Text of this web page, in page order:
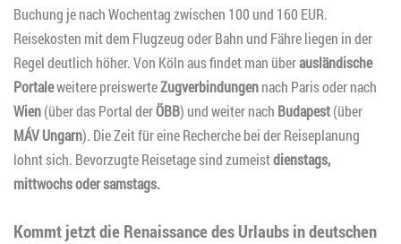
Buchung je nach Wochentag zwischen 100 und 160 EUR.
Reisekosten mit dem Flugzeug oder Bahn und Fähre liegen in der
Regel deutlich höher. Von Köln aus findet man überausländische
Portaleweitere preiswerteZugverbindungennach Paris oder nach
Wien(über das Portal derÖBB) und weiter nach Budapest(über
MÁV Ungarn). Die Zeit für eine Recherche bei der Reiseplanung
lohnt sich. Bevorzugte Reisetage sind zumeistdienstags,
mittwochs oder samstags.
Kommt jetzt die Renaissance des Urlaubs in deutschen